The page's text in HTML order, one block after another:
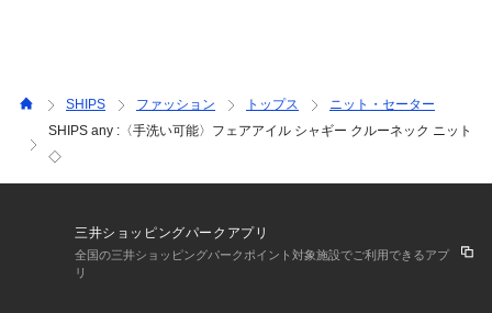
商品の色味は商品単体で撮影した画像をご参照ください。
※画像の商品はサンプルです。
実際の商品と仕様、加工、サイズが若干異なる場合がござい
ます。
SHIPS ファッション トップス
ニット・セーター
SHIPS any :〈手洗い可能〉フェアアイル シャギー クルーネック ニット
◇
三井ショッピングパークアプリ
全国の三井ショッピングパークポイント対象施設でご利用できるアプ
リ